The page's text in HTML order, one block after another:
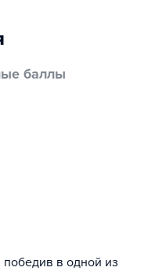
баллы
в одной из